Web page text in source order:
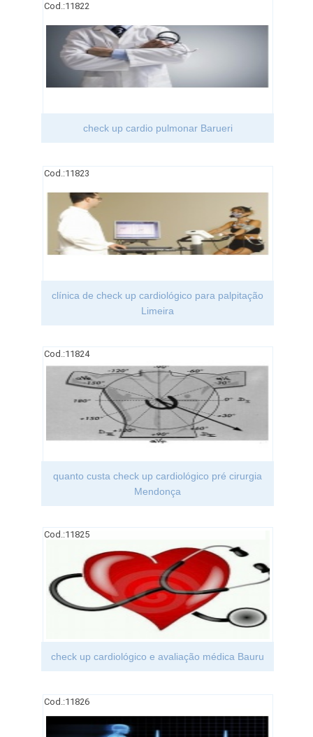
Cod.:11822
check up cardio pulmonar Barueri
Cod.:11823
clínica de check up cardiológico para palpitação
Limeira
Cod.:11824
quanto custa check up cardiológico pré cirurgia
Mendonça
Cod.:11825
check up cardiológico e avaliação médica Bauru
Cod.:11826